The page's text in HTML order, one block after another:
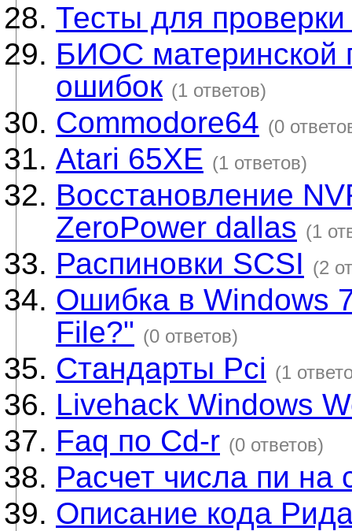
Тесты для
БИОС материнской
ошибок (1 ответов)
Commodore64 (0
Atari 65XE (1 ответов)
Восстановление
ZeroPower dallas (1
Распиновки SCSI (2
Ошибка в Windows
File?" (0 ответов)
Стандарты Pci (1
Livehack Windows
Faq по Cd-r (0 ответов)
Расчет числа пи на
Описание кода